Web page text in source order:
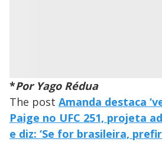
*Por Yago Rédua
The post Amanda destaca
Paige no UFC 251, projeta
e diz: ‘Se for brasileira,